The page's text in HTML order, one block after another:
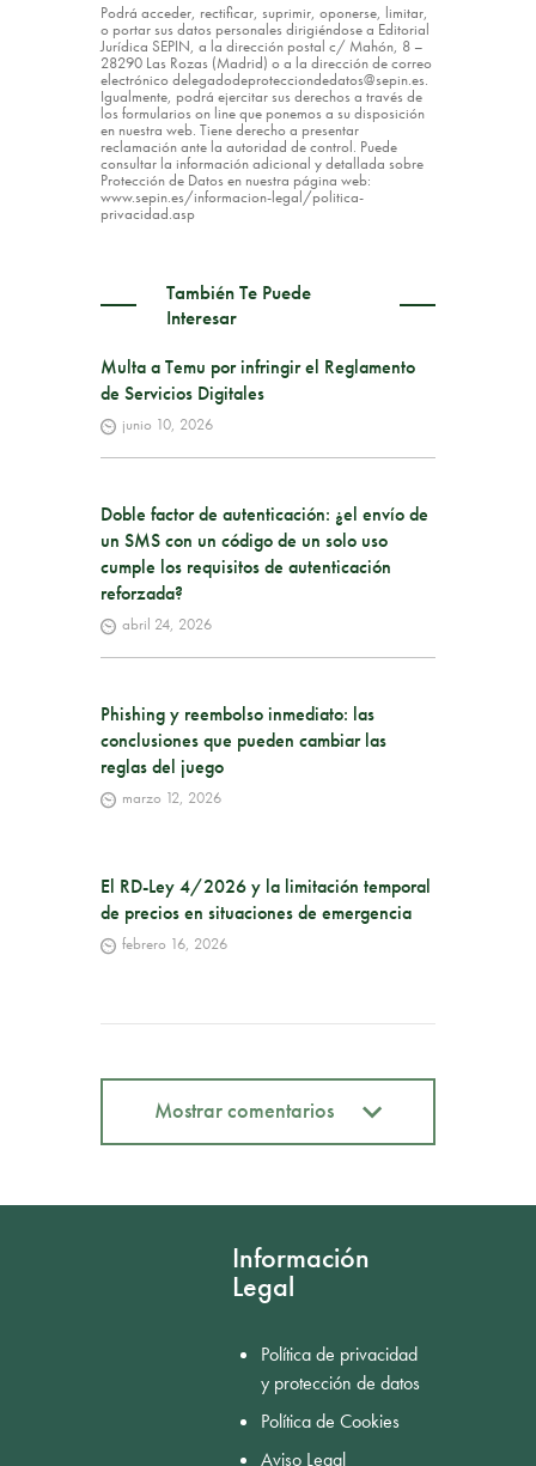
Podrá acceder, rectificar, suprimir, oponerse, limitar,
o portar sus datos personales dirigiéndose a Editorial
Jurídica SEPIN, a la dirección postal c/ Mahón, 8 –
28290 Las Rozas (Madrid) o a la dirección de correo
electrónico delegadodeprotecciondedatos@sepin.es.
Igualmente, podrá ejercitar sus derechos a través de
los formularios on line que ponemos a su disposición
en nuestra web. Tiene derecho a presentar
reclamación ante la autoridad de control. Puede
consultar la información adicional y detallada sobre
Protección de Datos en nuestra página web:
www.sepin.es/informacion-legal/politica-
privacidad.asp
También Te Puede
Interesar
Multa a Temu por infringir el Reglamento
de Servicios Digitales
junio 10, 2026
Doble factor de autenticación: ¿el envío de
un SMS con un código de un solo uso
cumple los requisitos de autenticación
reforzada?
abril 24, 2026
Phishing y reembolso inmediato: las
conclusiones que pueden cambiar las
reglas del juego
marzo 12, 2026
El RD-Ley 4/2026 y la limitación temporal
de precios en situaciones de emergencia
febrero 16, 2026
Mostrar comentarios
Información
Legal
Política de privacidad
y protección de datos
Política de Cookies
Aviso Legal